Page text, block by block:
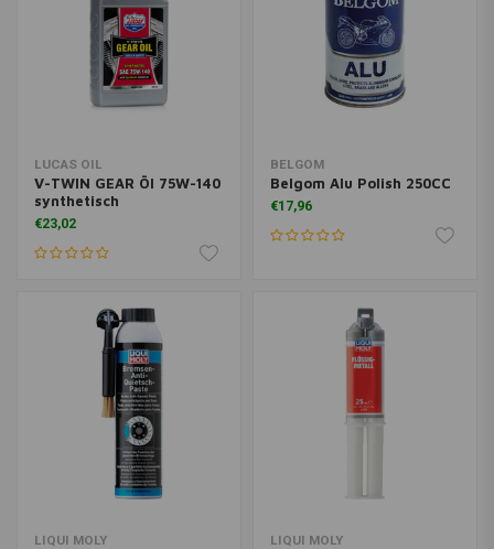
LUCAS OIL
V-TWIN GEAR Öl 75W-140
synthetisch
€23,02
BELGOM
Belgom Alu Polish 250CC
€17,96
LIQUI MOLY LIQUI MOLY